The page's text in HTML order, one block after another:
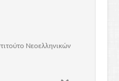
Νεοελληνικών